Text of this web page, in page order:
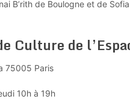
B’rith de Boulogne et de
Culture de
75005 Paris
10h à 19h